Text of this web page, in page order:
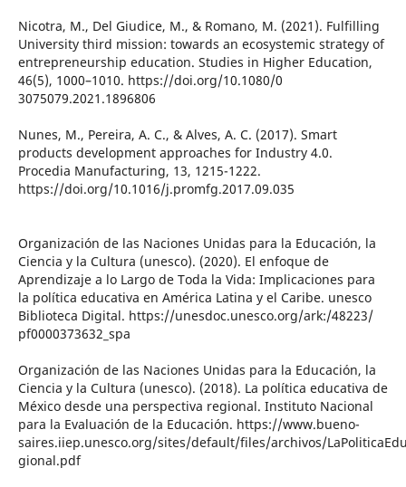
Nicotra, M., Del Giudice, M., & Romano, M. (2021). Fulfilling
University third mission: towards an ecosystemic strategy of
entrepreneurship education. Studies in Higher Education,
46(5), 1000–1010. https://doi.org/10.1080/0
3075079.2021.1896806
Nunes, M., Pereira, A. C., & Alves, A. C. (2017). Smart
products development approaches for Industry 4.0.
Procedia Manufacturing, 13, 1215-1222.
https://doi.org/10.1016/j.promfg.2017.09.035
Organización de las Naciones Unidas para la Educación, la
Ciencia y la Cultura (unesco). (2020). El enfoque de
Aprendizaje a lo Largo de Toda la Vida: Implicaciones para
la política educativa en América Latina y el Caribe. unesco
Biblioteca Digital. https://unesdoc.unesco.org/ark:/48223/
pf0000373632_spa
Organización de las Naciones Unidas para la Educación, la
Ciencia y la Cultura (unesco). (2018). La política educativa de
México desde una perspectiva regional. Instituto Nacional
para la Evaluación de la Educación. https://www.bueno-
saires.iiep.unesco.org/sites/default/files/archivos/
gional.pdf